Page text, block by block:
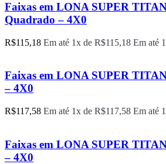
Faixas em LONA SUPER
Quadrado – 4X0
R$115,18 Em até 1x de R$115,18 Em até
Faixas em LONA SUPER
– 4X0
R$117,58 Em até 1x de R$117,58 Em até
Faixas em LONA SUPER
– 4X0